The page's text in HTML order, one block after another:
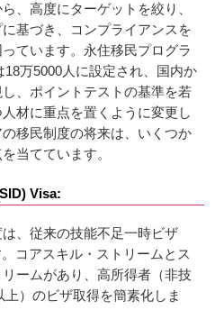
、高度にターゲットを絞り、
基づき、コンプライアンスを
ています。永住移民プログラ
18万5000人に設定され、国内か
、ポイントテストの基準を若
材に重点を置くように変更し
移民制度の将来は、いくつか
当てています。
Visa:
、従来の技能不足一時ビザ
コアスキル・ストリームとス
ームがあり、高所得者（非技
）のビザ取得を簡素化しま